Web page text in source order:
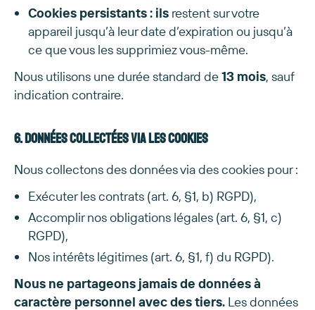
Cookies persistants : ils restent sur votre
appareil jusqu’à leur date d’expiration ou jusqu’à
ce que vous les supprimiez vous-même.
Nous utilisons une durée standard de13 mois, sauf
indication contraire.
6. Données collectées via les cookies
Nous collectons des données via des cookies pour :
Exécuter les contrats (art. 6, §1, b) RGPD),
Accomplir nos obligations légales (art. 6, §1, c)
RGPD),
Nos intérêts légitimes (art. 6, §1, f) du RGPD).
Nous ne partageons jamais de données à
caractère personnel avec des tiers. Les données